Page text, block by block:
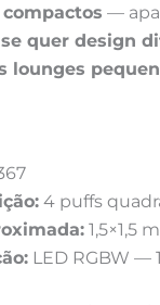
compactos —
quer design
lounges
4 puffs
1,5×1,5
LED RGBW —